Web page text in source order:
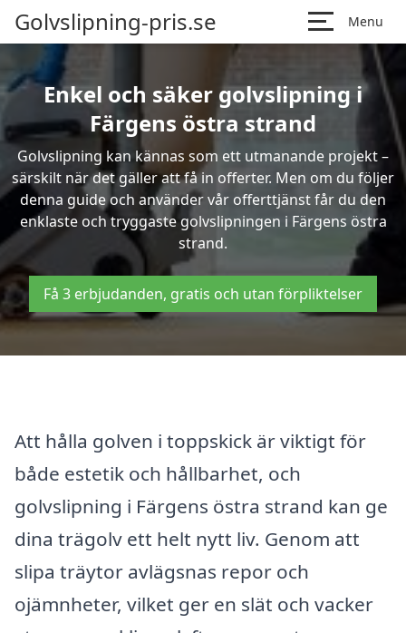
Golvslipning-pris.se Menu
Enkel och säker golvslipning i
Färgens östra strand
Golvslipning kan kännas som ett utmanande projekt –
särskilt när det gäller att få in offerter. Men om du följer
denna guide och använder vår offerttjänst får du den
enklaste och tryggaste golvslipningen i Färgens östra
strand.
Få 3 erbjudanden, gratis och utan förpliktelser
Att hålla golven i toppskick är viktigt för
både estetik och hållbarhet, och
golvslipning i Färgens östra strand kan ge
dina trägolv ett helt nytt liv. Genom att
slipa träytor avlägsnas repor och
ojämnheter, vilket ger en slät och vacker